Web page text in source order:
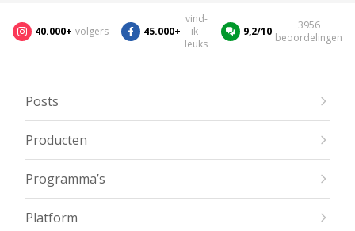
40.000+ volgers 45.000+
vind-
ik-
leuks
9,2/10
3956
beoordelingen
Posts
Producten
Programma’s
Platform